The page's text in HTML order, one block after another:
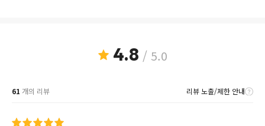
4.8 / 5.0
61 개의 리뷰 리뷰 노출/제한 안내